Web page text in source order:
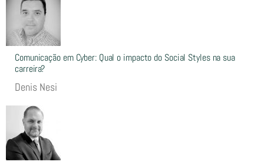
Comunicação em Cyber: Qual o impacto do Social Styles na sua
carreira?
Denis Nesi